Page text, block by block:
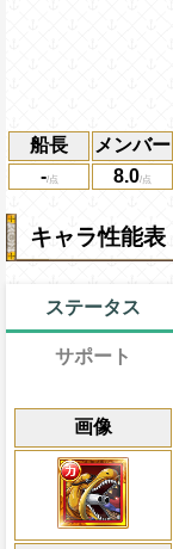
船長 メンバー
-
8.0
キャラ性能表
ステータス
画像
サポート